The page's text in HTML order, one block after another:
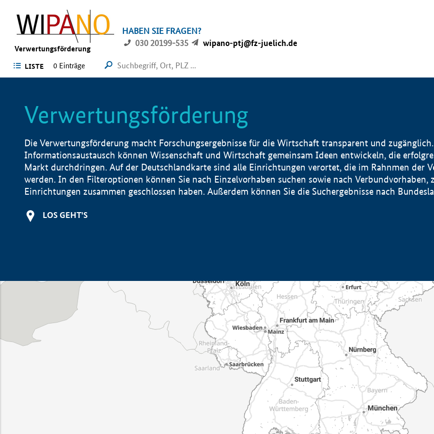
Verwertungsförderung
HABEN SIE FRAGEN?
030 20199-535
wipano-ptj@fz-juelich.de
LISTE 0 Einträge
Verwertungsförderung
Die Verwertungsförderung macht Forschungsergebnisse für die Wirtschaft transparent und
Informationsaustausch können Wissenschaft und Wirtschaft gemeinsam Ideen entwickeln, die
Markt durchdringen. Auf der Deutschlandkarte sind alle Einrichtungen verortet, die im Rahnmen der
werden. In den Filteroptionen können Sie nach Einzelvorhaben suchen sowie nach Verbundvorhaben,
Einrichtungen zusammen geschlossen haben. Außerdem können Sie die Suchergebnisse nach
LOS GEHT'S